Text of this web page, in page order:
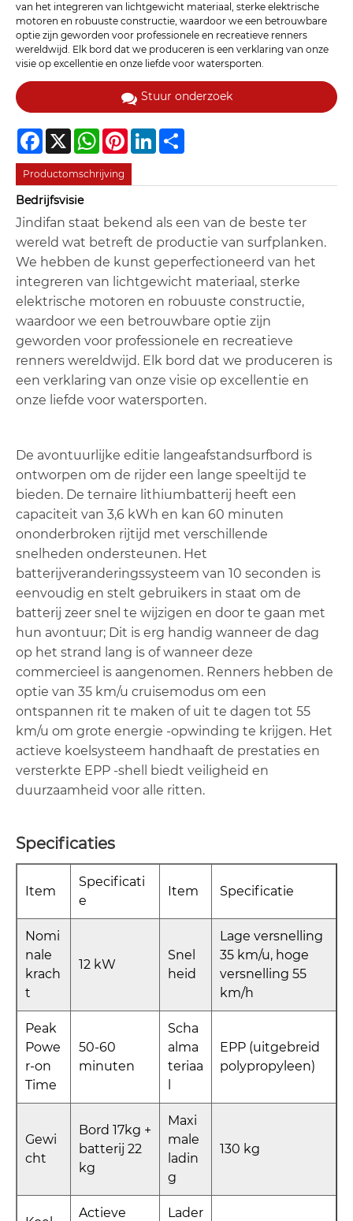
van het integreren van lichtgewicht materiaal, sterke elektrische
motoren en robuuste constructie, waardoor we een betrouwbare
optie zijn geworden voor professionele en recreatieve renners
wereldwijd. Elk bord dat we produceren is een verklaring van onze
visie op excellentie en onze liefde voor watersporten.
Stuur onderzoek
Facebook
X WhatsAppPinterestLinkedIn
Productomschrijving
Bedrijfsvisie
Jindifan staat bekend als een van de beste ter
wereld wat betreft de productie van surfplanken.
We hebben de kunst geperfectioneerd van het
integreren van lichtgewicht materiaal, sterke
elektrische motoren en robuuste constructie,
waardoor we een betrouwbare optie zijn
geworden voor professionele en recreatieve
renners wereldwijd. Elk bord dat we produceren is
een verklaring van onze visie op excellentie en
onze liefde voor watersporten.
De avontuurlijke editie langeafstandsurfbord is
ontworpen om de rijder een lange speeltijd te
bieden. De ternaire lithiumbatterij heeft een
capaciteit van 3,6 kWh en kan 60 minuten
ononderbroken rijtijd met verschillende
snelheden ondersteunen. Het
batterijveranderingssysteem van 10 seconden is
eenvoudig en stelt gebruikers in staat om de
batterij zeer snel te wijzigen en door te gaan met
hun avontuur; Dit is erg handig wanneer de dag
op het strand lang is of wanneer deze
commercieel is aangenomen. Renners hebben de
optie van 35 km/u cruisemodus om een ​​
ontspannen rit te maken of uit te dagen tot 55
km/u om grote energie -opwinding te krijgen. Het
actieve koelsysteem handhaaft de prestaties en
versterkte EPP -shell biedt veiligheid en
duurzaamheid voor alle ritten.
Specificaties
Item
Specificati
e
Item Specificatie
Nomi
nale
krach
t
12 kW
Snel
heid
Lage versnelling
35 km/u, hoge
versnelling 55
km/h
Peak
Powe
r-on
Time
50-60
minuten
Scha
alma
teriaa
EPP (uitgebreid
polypropyleen)
Gewi
cht
Bord 17kg +
batterij 22
kg
Maxi
male
ladin
g
130 kg
Actieve Lader